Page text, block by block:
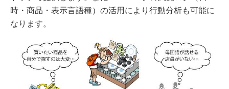
時・商品・表示言語種）の活用により行動分析も可能に
なります。